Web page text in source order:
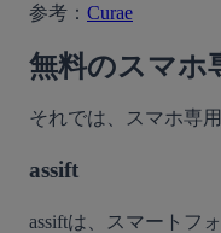
参考： Curae
無料のスマホ
それでは、スマホ専
assift
assiftは、スマートフ